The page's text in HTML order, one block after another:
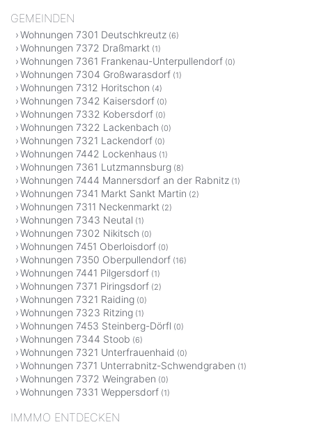
GEMEINDEN
Wohnungen 7301 Deutschkreutz (6)
Wohnungen 7372 Draßmarkt (1)
Wohnungen 7361 Frankenau-Unterpullendorf (0)
Wohnungen 7304 Großwarasdorf (1)
Wohnungen 7312 Horitschon (4)
Wohnungen 7342 Kaisersdorf (0)
Wohnungen 7332 Kobersdorf (0)
Wohnungen 7322 Lackenbach (0)
Wohnungen 7321 Lackendorf (0)
Wohnungen 7442 Lockenhaus (1)
Wohnungen 7361 Lutzmannsburg (8)
Wohnungen 7444 Mannersdorf an der Rabnitz (1)
Wohnungen 7341 Markt Sankt Martin (2)
Wohnungen 7311 Neckenmarkt (2)
Wohnungen 7343 Neutal (1)
Wohnungen 7302 Nikitsch (0)
Wohnungen 7451 Oberloisdorf (0)
Wohnungen 7350 Oberpullendorf (16)
Wohnungen 7441 Pilgersdorf (1)
Wohnungen 7371 Piringsdorf (2)
Wohnungen 7321 Raiding (0)
Wohnungen 7323 Ritzing (1)
Wohnungen 7453 Steinberg-Dörfl (0)
Wohnungen 7344 Stoob (6)
Wohnungen 7321 Unterfrauenhaid (0)
Wohnungen 7371 Unterrabnitz-Schwendgraben (1)
Wohnungen 7372 Weingraben (0)
Wohnungen 7331 Weppersdorf (1)
IMMMO ENTDECKEN